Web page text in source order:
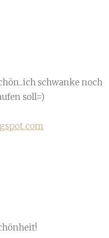
schwanke noch
soll=)